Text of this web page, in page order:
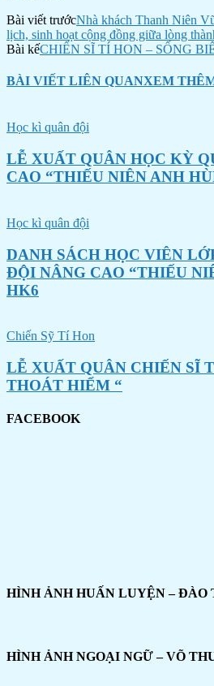
Bài viết trướcNhà khách Thanh Niên
lịch, sinh hoạt cộng đồng giữa lòng
Bài kếCHIẾN SĨ TÍ HON – SỐNG
BÀI VIẾT LIÊN QUANXEM
Học kì quân đội
LỄ XUẤT QUÂN HỌC KỲ
CAO “THIẾU NIÊN ANH
Học kì quân đội
DANH SÁCH HỌC VIÊN
ĐỘI NÂNG CAO “THIẾU
HK6
Chiến Sỹ Tí Hon
LỄ XUẤT QUÂN CHIẾN SĨ
THOÁT HIỂM “
FACEBOOK
HÌNH ẢNH HUẤN LUYỆN – ĐÀO
HÌNH ẢNH NGOẠI NGỮ – VÕ